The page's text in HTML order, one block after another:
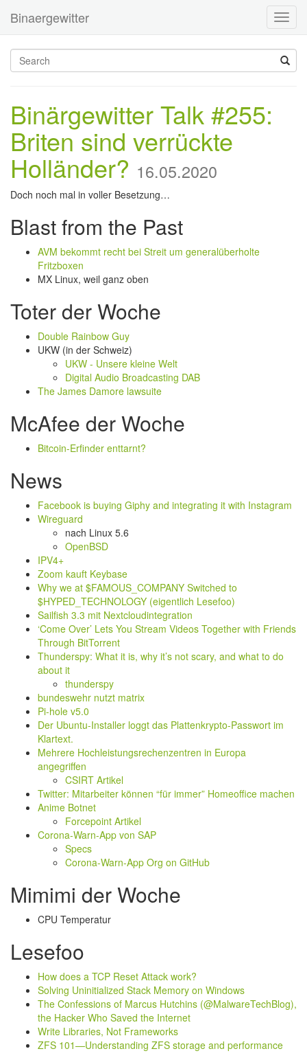
Binaergewitter
Binärgewitter Talk #255:
Briten sind verrückte
Holländer? 16.05.2020
Doch noch mal in voller Besetzung…
Blast from the Past
AVM bekommt recht bei Streit um generalüberholte
Fritzboxen
MX Linux, weil ganz oben
Toter der Woche
Double Rainbow Guy
UKW (in der Schweiz)
UKW - Unsere kleine Welt
Digital Audio Broadcasting DAB
The James Damore lawsuite
McAfee der Woche
Bitcoin-Erfinder enttarnt?
News
Facebook is buying Giphy and integrating it with Instagram
Wireguard
nach Linux 5.6
OpenBSD
IPV4+
Zoom kauft Keybase
Why we at $FAMOUS_COMPANY Switched to
$HYPED_TECHNOLOGY (eigentlich Lesefoo)
Sailfish 3.3 mit Nextcloudintegration
‘Come Over’ Lets You Stream Videos Together with Friends
Through BitTorrent
Thunderspy: What it is, why it’s not scary, and what to do
about it
thunderspy
bundeswehr nutzt matrix
Pi-hole v5.0
Der Ubuntu-Installer loggt das Plattenkrypto-Passwort im
Klartext.
Mehrere Hochleistungsrechenzentren in Europa
angegriffen
CSIRT Artikel
Twitter: Mitarbeiter können “für immer” Homeoffice machen
Anime Botnet
Forcepoint Artikel
Corona-Warn-App von SAP
Specs
Corona-Warn-App Org on GitHub
Mimimi der Woche
CPU Temperatur
Lesefoo
How does a TCP Reset Attack work?
Solving Uninitialized Stack Memory on Windows
The Confessions of Marcus Hutchins (@MalwareTechBlog),
the Hacker Who Saved the Internet
Write Libraries, Not Frameworks
ZFS 101—Understanding ZFS storage and performance